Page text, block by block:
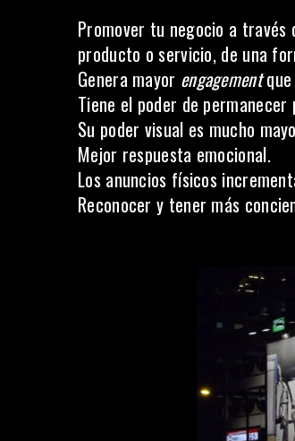
Promover tu negocio a través
producto o servicio, de una
Genera mayor engagement
Tiene el poder de
Su poder visual es mucho
Mejor respuesta emocional.
Los anuncios físicos
Reconocer y tener más